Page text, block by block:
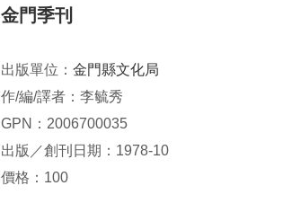
金門季刊
出版單位： 金門縣文化局
作/編/譯者：李毓秀
GPN：2006700035
出版／創刊日期：1978-10
價格：100